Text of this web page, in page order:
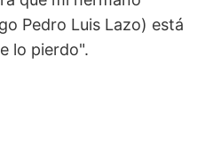
Pedro Luis Lazo) está
lo pierdo".